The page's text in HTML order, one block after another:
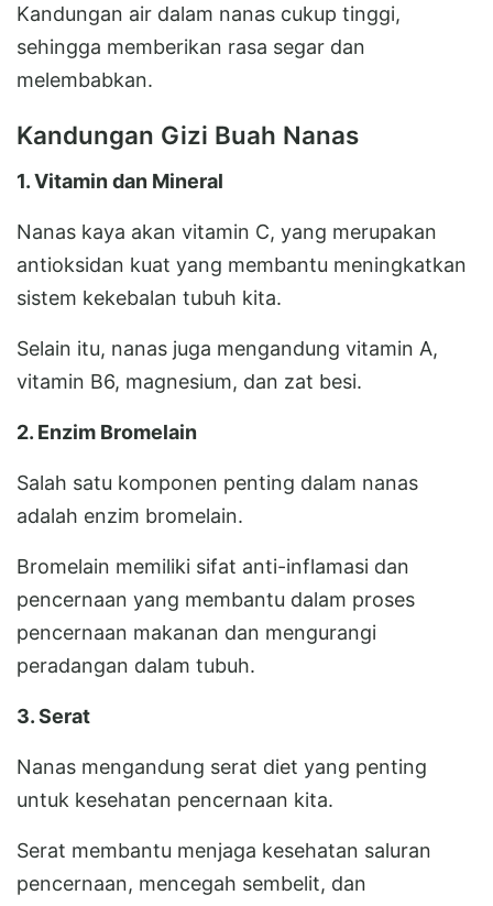
Kandungan air dalam nanas cukup tinggi,
sehingga memberikan rasa segar dan
melembabkan.
Kandungan Gizi Buah Nanas
1. Vitamin dan Mineral
Nanas kaya akan vitamin C, yang merupakan
antioksidan kuat yang membantu meningkatkan
sistem kekebalan tubuh kita.
Selain itu, nanas juga mengandung vitamin A,
vitamin B6, magnesium, dan zat besi.
2. Enzim Bromelain
Salah satu komponen penting dalam nanas
adalah enzim bromelain.
Bromelain memiliki sifat anti-inflamasi dan
pencernaan yang membantu dalam proses
pencernaan makanan dan mengurangi
peradangan dalam tubuh.
3. Serat
Nanas mengandung serat diet yang penting
untuk kesehatan pencernaan kita.
Serat membantu menjaga kesehatan saluran
pencernaan, mencegah sembelit, dan